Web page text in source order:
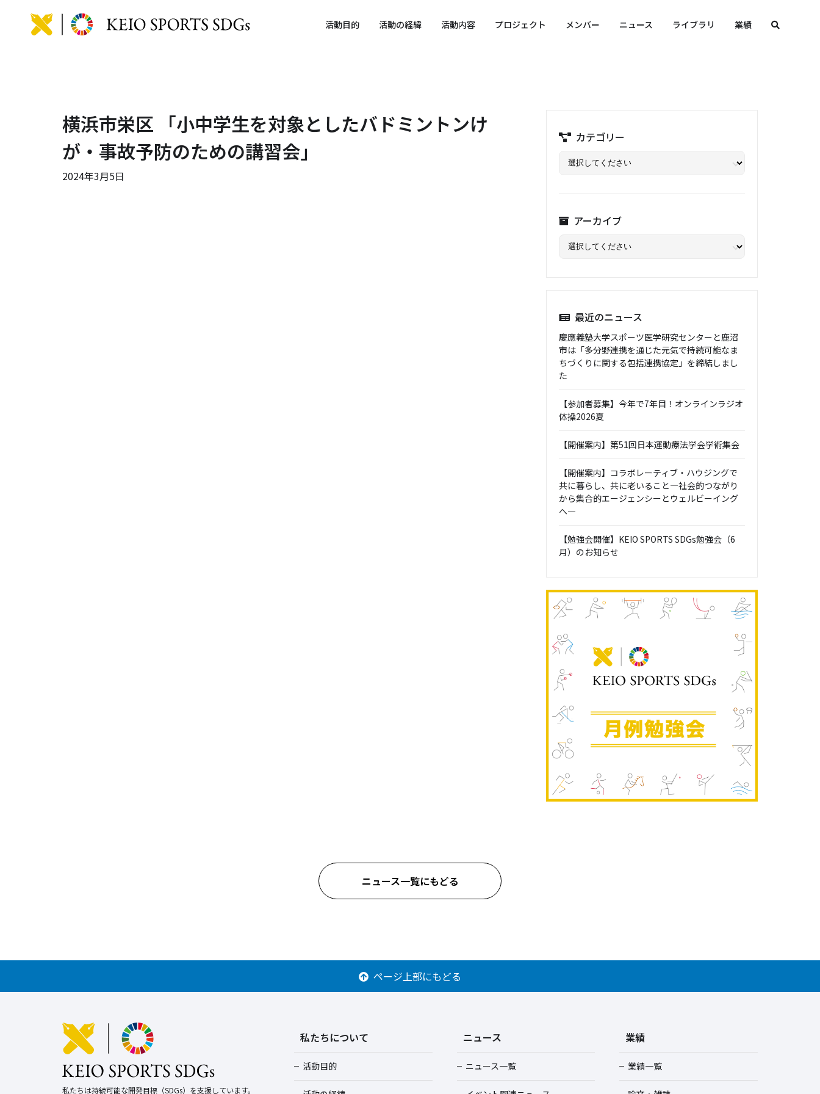
KEIO SPORTS SDGs活動目的 活動の経緯 活動内容 プロジェクト メンバー ニュース ライブラリ 業績
横浜市栄区 「小中学生を対象としたバドミントンけ
が・事故予防のための講習会」
2024年3月5日
カテゴリー
アーカイブ
最近のニュース
慶應義塾大学スポーツ医学研究センターと鹿沼
市は「多分野連携を通じた元気で持続可能なま
ちづくりに関する包括連携協定」を締結しまし
た
【参加者募集】今年で7年目！オンラインラジオ
体操2026夏
【開催案内】第51回日本運動療法学会学術集会
【開催案内】コラボレーティブ・ハウジングで
共に暮らし、共に老いること―社会的つながり
から集合的エージェンシーとウェルビーイング
へ―
【勉強会開催】KEIO SPORTS SDGs勉強会（6
月）のお知らせ
ニュース一覧にもどる
ページ上部にもどる
私たちは持続可能な開発目標（SDGs）を支援しています。
私たちについて
活動目的
ニュース
ニュース一覧
業績
業績一覧